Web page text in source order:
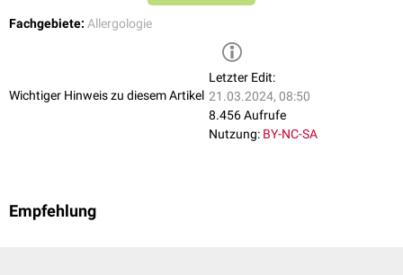
Fachgebiete: Allergologie
Wichtiger Hinweis zu diesem Artikel
Letzter Edit:
21.03.2024, 08:50
8.456 Aufrufe
Nutzung: BY-NC-SA
Empfehlung